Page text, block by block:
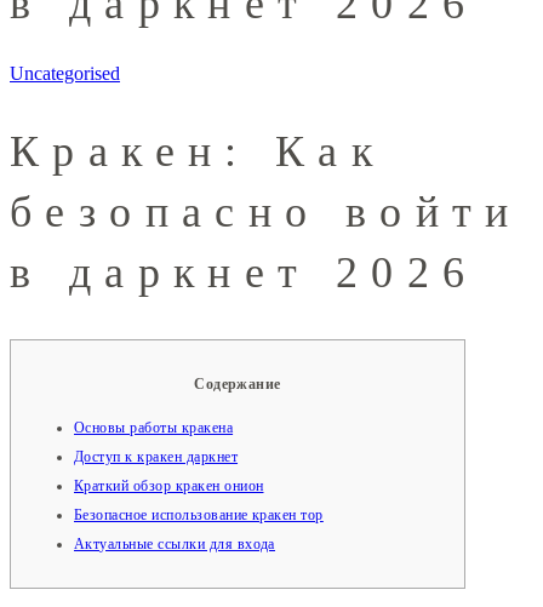
Uncategorised
Кракен: Как
безопасно войти
в даркнет 2026
Содержание
Основы работы кракена
Доступ к кракен даркнет
Краткий обзор кракен онион
Безопасное использование кракен тор
Актуальные ссылки для входа